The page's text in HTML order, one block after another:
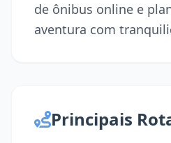
de ônibus online e
aventura com
Principais